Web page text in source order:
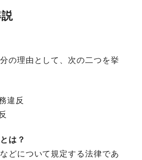
の理由として、次の二つを挙
違反
は？
どについて規定する法律であ